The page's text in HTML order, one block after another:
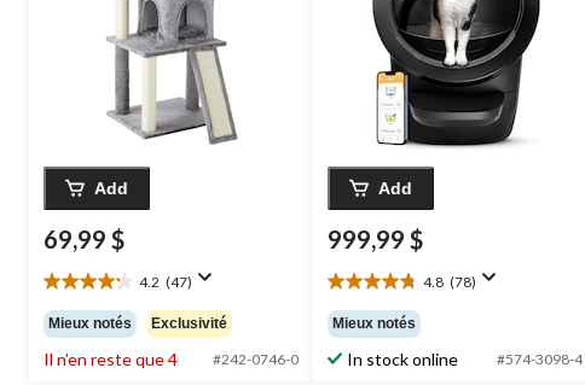
Add
69,99 $
4.2 (47)
4.2
étoile(s)
sur
5.
Mieux notés Exclusivité
Il n’en reste que 4 #242-0746-0
Add
999,99 $
4.8 (78)
4.8
étoile(s)
sur
5.
Mieux notés
In stock online #574-3098-4